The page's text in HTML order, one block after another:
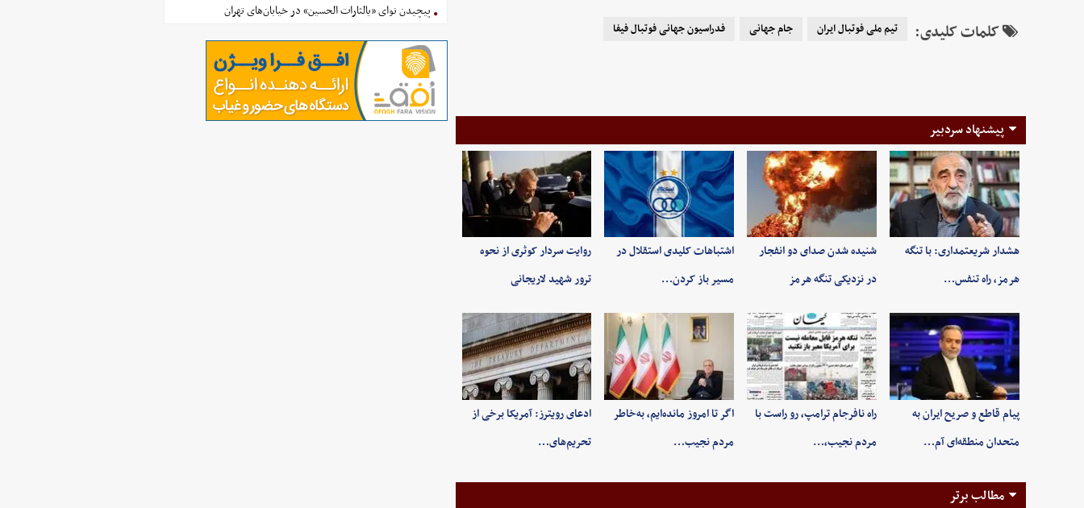
کلمات کلیدی: تیم ملی فوتبال ایران جام جهانی فدراسیون جهانی فوتبال فیفا
پیشنهاد سردبیر
هشدار شریعتمداری: با تنگه
هرمز، راه تنفس…
شنیده شدن صدای دو انفجار
در نزدیکی تنگه هرمز
اشتباهات کلیدی استقلال در
مسیر باز کردن…
روایت سردار کوثری از نحوه
ترور شهید لاریجانی
پیام قاطع و صریح ایران به
متحدان منطقه‌ای آم…
راه نافرجام ترامپ، رو راست با
مردم نجیب،…
اگر تا امروز مانده‌ایم، به‌خاطر
مردم نجیب…
ادعای رویترز: آمریکا برخی از
تحریم‌های…
مطالب برتر
پیچیدن نوای «یالثارات الحسین» در خیابان‌های تهران